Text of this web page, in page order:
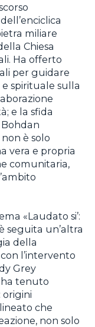
miliare
Chiesa
Ha offerto
per guidare
spirituale sulla
e la sfida
Bohdan
è solo
vera e propria
comunitaria,
«Laudato si’:
seguita un’altra
della
l’intervento
Grey
ha tenuto
origini
che
non solo